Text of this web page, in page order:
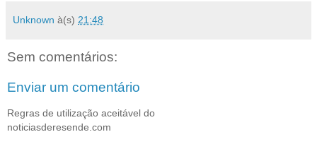
Unknown à(s) 21:48
Sem comentários:
Enviar um comentário
Regras de utilização aceitável do
noticiasderesende.com